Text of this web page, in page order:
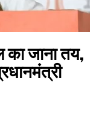
का जाना तय,